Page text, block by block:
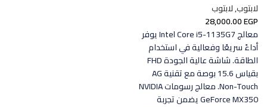
لابتوب,لابتوب
28,000.00EGP
معالج Intel Core i5-1135G7 يوفر
أداءً سريعًا وفعالية في استخدام
الطاقة. شاشة عالية الجودة FHD
بقياس 15.6 بوصة مع تقنية AG
Non-Touch. معالج رسومات NVIDIA
GeForce MX350 يضمن تجربة